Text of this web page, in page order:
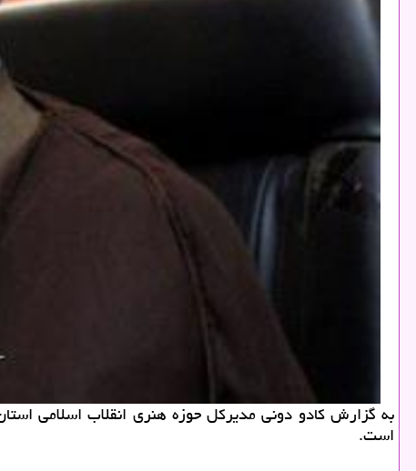
به گزارش كادو دونی مدیركل حوزه هنری انقلاب اسلامی
است.